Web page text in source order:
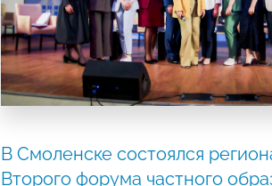
В Смоленске состоялся
Второго форума частного